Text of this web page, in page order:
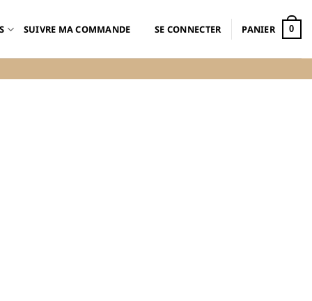
SUIVRE MA COMMANDE SE CONNECTER PANIER 0